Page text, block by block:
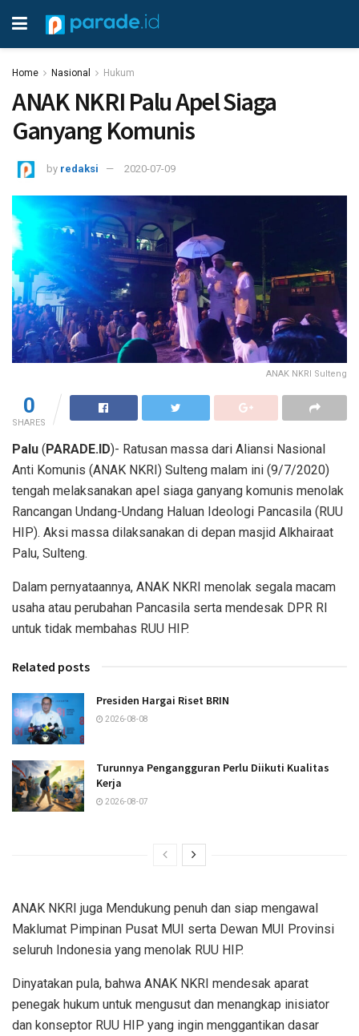
Home Nasional Hukum
ANAK NKRI Palu Apel Siaga
Ganyang Komunis
by redaksi 2020-07-09
ANAK NKRI Sulteng
0
SHARES
Palu (PARADE.ID)- Ratusan massa dari Aliansi Nasional
Anti Komunis (ANAK NKRI) Sulteng malam ini (9/7/2020)
tengah melaksanakan apel siaga ganyang komunis menolak
Rancangan Undang-Undang Haluan Ideologi Pancasila (RUU
HIP). Aksi massa dilaksanakan di depan masjid Alkhairaat
Palu, Sulteng.
Dalam pernyataannya, ANAK NKRI menolak segala macam
usaha atau perubahan Pancasila serta mendesak DPR RI
untuk tidak membahas RUU HIP.
Related posts
Presiden Hargai Riset BRIN
2026-08-08
Turunnya Pengangguran Perlu Diikuti Kualitas
Kerja
2026-08-07
ANAK NKRI juga Mendukung penuh dan siap mengawal
Maklumat Pimpinan Pusat MUI serta Dewan MUI Provinsi
seluruh Indonesia yang menolak RUU HIP.
Dinyatakan pula, bahwa ANAK NKRI mendesak aparat
penegak hukum untuk mengusut dan menangkap inisiator
dan konseptor RUU HIP yang ingin menggantikan dasar